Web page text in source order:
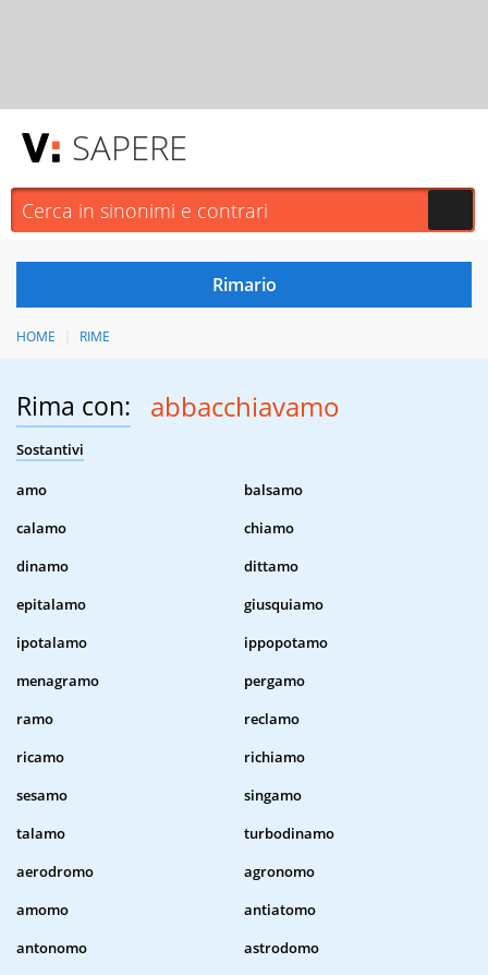
SAPERE
HOME RIME
Rima con: abbacchiavamo
Sostantivi
amo
balsamo
calamo
chiamo
dinamo
dittamo
epitalamo
giusquiamo
ipotalamo
ippopotamo
menagramo
pergamo
ramo
reclamo
ricamo
richiamo
sesamo
singamo
talamo
turbodinamo
aerodromo
agronomo
amomo
antiatomo
antonomo
astrodomo